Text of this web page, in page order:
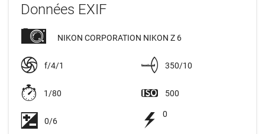
Données EXIF
NIKON CORPORATION NIKON Z 6
f/4/1 350/10
1/80 500
0/6
0